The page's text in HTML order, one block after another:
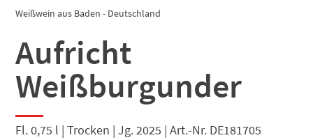
Weißwein aus Baden - Deutschland
Aufricht
Weißburgunder
Fl. 0,75 l | Trocken | Jg. 2025 | Art.-Nr. DE181705